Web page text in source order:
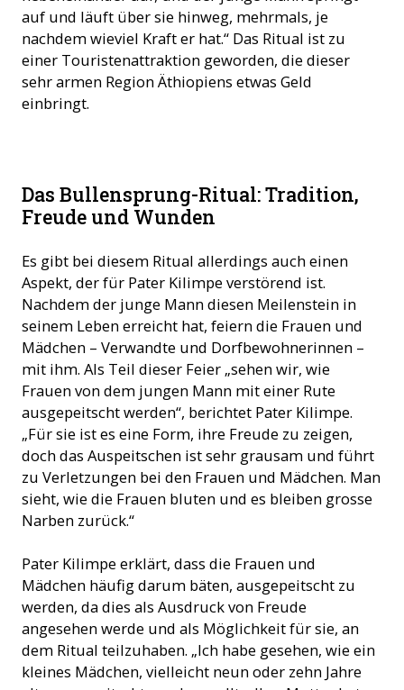
auf und läuft über sie hinweg, mehrmals, je
nachdem wieviel Kraft er hat.“ Das Ritual ist zu
einer Touristenattraktion geworden, die dieser
sehr armen Region Äthiopiens etwas Geld
einbringt.
Das Bullensprung-Ritual: Tradition,
Freude und Wunden
Es gibt bei diesem Ritual allerdings auch einen
Aspekt, der für Pater Kilimpe verstörend ist.
Nachdem der junge Mann diesen Meilenstein in
seinem Leben erreicht hat, feiern die Frauen und
Mädchen – Verwandte und Dorfbewohnerinnen –
mit ihm. Als Teil dieser Feier „sehen wir, wie
Frauen von dem jungen Mann mit einer Rute
ausgepeitscht werden“, berichtet Pater Kilimpe.
„Für sie ist es eine Form, ihre Freude zu zeigen,
doch das Auspeitschen ist sehr grausam und führt
zu Verletzungen bei den Frauen und Mädchen. Man
sieht, wie die Frauen bluten und es bleiben grosse
Narben zurück.“
Pater Kilimpe erklärt, dass die Frauen und
Mädchen häufig darum bäten, ausgepeitscht zu
werden, da dies als Ausdruck von Freude
angesehen werde und als Möglichkeit für sie, an
dem Ritual teilzuhaben. „Ich habe gesehen, wie ein
kleines Mädchen, vielleicht neun oder zehn Jahre